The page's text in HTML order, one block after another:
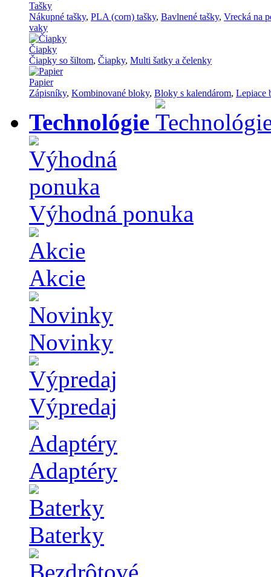
Tašky
Nákupné tašky, PLA (corn) tašky, Bavlnené tašky, Vrecká na
vaky
Čiapky
Čiapky so šiltom, Čiapky, Multi šatky a čelenky
Papier
Zápisníky, Kombinované bloky, Bloky s kalendárom, Lepiace
Technológie
Výhodná ponuka
Akcie
Novinky
Výpredaj
Adaptéry
Baterky